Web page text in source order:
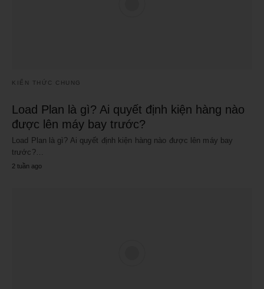
KIẾN THỨC CHUNG
Load Plan là gì? Ai quyết định kiện hàng nào
được lên máy bay trước?
Load Plan là gì? Ai quyết định kiện hàng nào được lên máy bay
trước?…
2 tuần ago